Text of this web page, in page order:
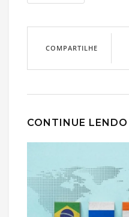
COMPARTILHE
CONTINUE LENDO